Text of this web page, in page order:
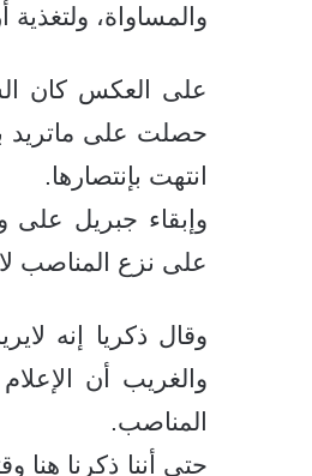
والمساواة،
على العكس كان
حصلت على ماتريد
انتهت بإنتصارها.
وإبقاء جبريل على
على نزع المناصب
وقال ذكريا إنه
والغريب أن
المناصب.
حتى أننا ذكرنا